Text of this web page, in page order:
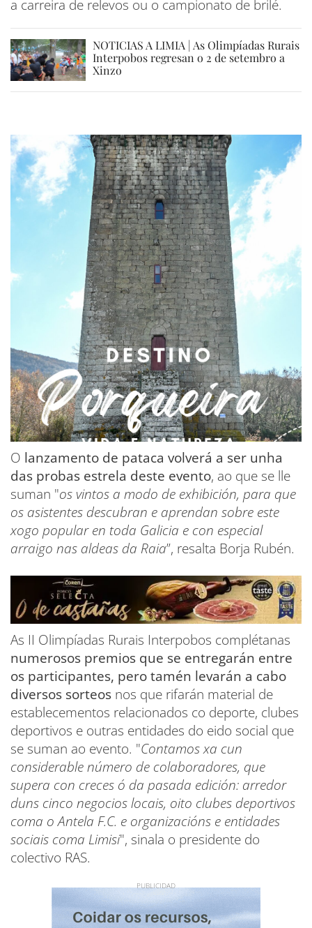
a carreira de relevos ou o campionato de brilé.
NOTICIAS A LIMIA | As Olimpíadas Rurais
Interpobos regresan o 2 de setembro a
Xinzo
O lanzamento de pataca volverá a ser unha
das probas estrela deste evento, ao que se lle
suman "os vintos a modo de exhibición, para que
os asistentes descubran e aprendan sobre este
xogo popular en toda Galicia e con especial
arraigo nas aldeas da Raia”, resalta Borja Rubén.
As II Olimpíadas Rurais Interpobos complétanas
numerosos premios que se entregarán entre
os participantes, pero tamén levarán a cabo
diversos sorteos nos que rifarán material de
establecementos relacionados co deporte, clubes
deportivos e outras entidades do eido social que
se suman ao evento. "Contamos xa cun
considerable número de colaboradores, que
supera con creces ó da pasada edición: arredor
duns cinco negocios locais, oito clubes deportivos
coma o Antela F.C. e organizacións e entidades
sociais coma Limisi", sinala o presidente do
colectivo RAS.